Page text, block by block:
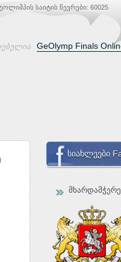
საიტის წევრები: 60025
GeOlymp Finals
სიახლეები